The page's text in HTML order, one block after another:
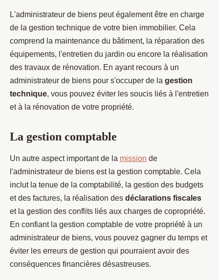
L'administrateur de biens peut également être en charge
de la gestion technique de votre bien immobilier. Cela
comprend la maintenance du bâtiment, la réparation des
équipements, l'entretien du jardin ou encore la réalisation
des travaux de rénovation. En ayant recours à un
administrateur de biens pour s'occuper de la gestion
technique, vous pouvez éviter les soucis liés à l'entretien
et à la rénovation de votre propriété.
La gestion comptable
Un autre aspect important de la mission de
l'administrateur de biens est la gestion comptable. Cela
inclut la tenue de la comptabilité, la gestion des budgets
et des factures, la réalisation des déclarations fiscales
et la gestion des conflits liés aux charges de copropriété.
En confiant la gestion comptable de votre propriété à un
administrateur de biens, vous pouvez gagner du temps et
éviter les erreurs de gestion qui pourraient avoir des
conséquences financières désastreuses.